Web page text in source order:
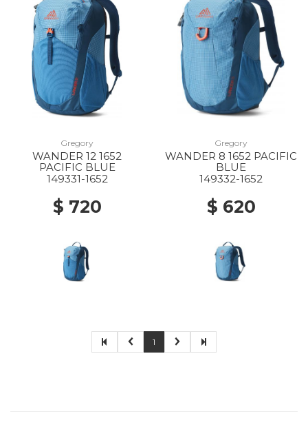
Gregory
WANDER 12 1652
PACIFIC BLUE
149331-1652
$ 720
Gregory
WANDER 8 1652 PACIFIC
BLUE
149332-1652
$ 620
1